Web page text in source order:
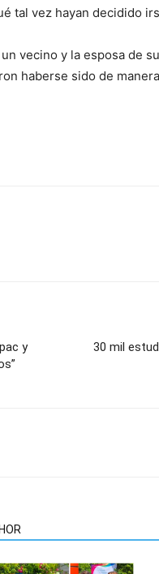
tal vez hayan decidido
vecino y la esposa de
haberse sido de
y
30 mil